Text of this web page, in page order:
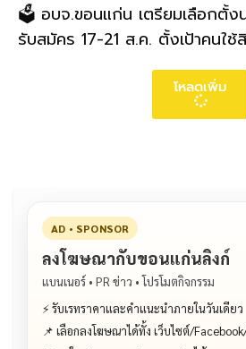
🗳️ อบจ.ขอนแก่น เตรียมเลือกตั้ง
รับสมัคร 17-21 ส.ค. ตั้งเป้าคนใ
โหลดเพิ่ม
AD • SPONSOR
ลงโฆษณากับขอนแก่นลิงก์
แบนเนอร์ • PR ข่าว • โปรโมตกิจกรรม
⚡ รับเรทราคาและคำแนะนำภายในวันเดียว
📌 เลือกลงโฆษณาได้ทั้ง เว็บไซต์/